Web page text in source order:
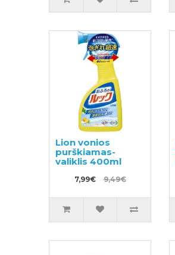
Lion vonios
purškiamas-
valiklis 400ml
7,99€ 9,49€